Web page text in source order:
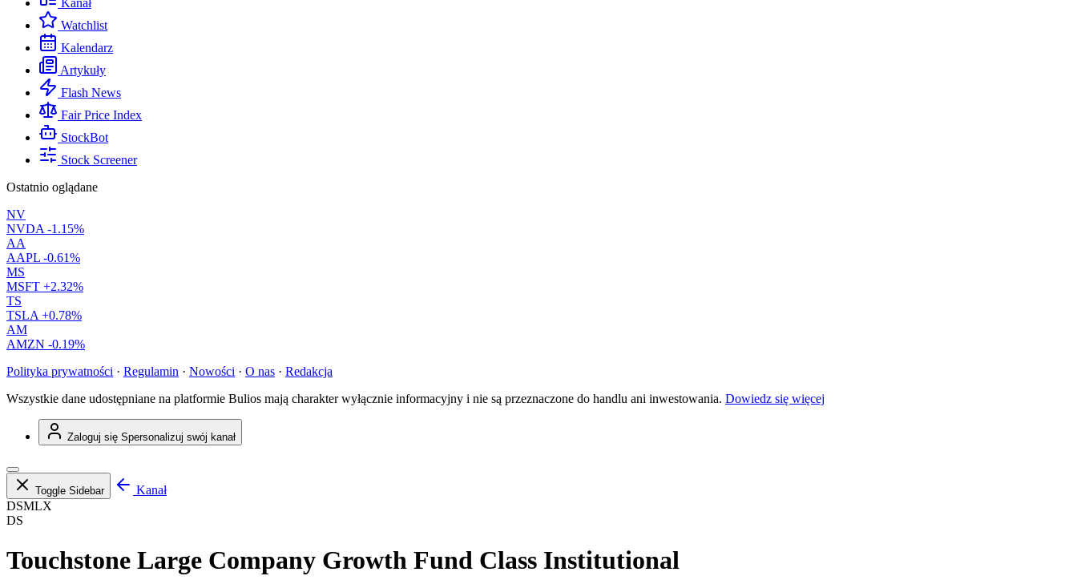
Kanał
Watchlist
Kalendarz
Artykuły
Flash News
Fair Price Index
StockBot
Stock Screener
Ostatnio oglądane
NV
NVDA -1.15%
AA
AAPL -0.61%
MS
MSFT +2.32%
TS
TSLA +0.78%
AM
AMZN -0.19%
Polityka prywatności · Regulamin · Nowości · O nas · Redakcja
Wszystkie dane udostępniane na platformie Bulios mają charakter wyłącznie informacyjny i nie są przeznaczone do handlu ani inwestowania. Dowiedz się więcej
Zaloguj się Spersonalizuj swój kanał
Toggle Sidebar
Kanał
DSMLX
DS
Touchstone Large Company Growth Fund Class Institutional